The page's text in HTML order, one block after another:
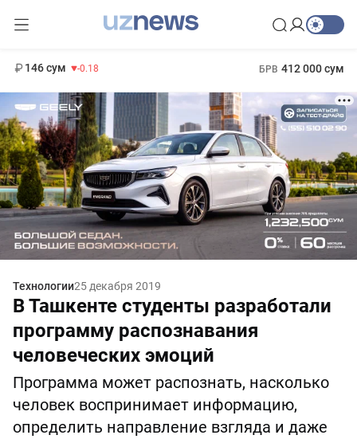
146 сум -0.18 БРВ 412 000 сум
Технологии25 декабря 2019
В Ташкенте студенты разработали
программу распознавания
человеческих эмоций
Программа может распознать, насколько
человек воспринимает информацию,
определить направление взгляда и даже